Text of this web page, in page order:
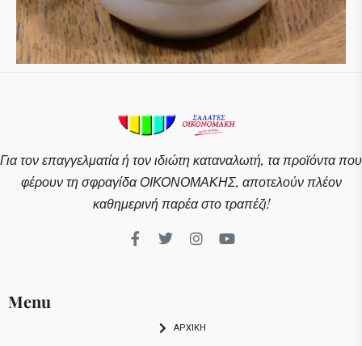
Για τον επαγγελματία ή τον ιδιώτη καταναλωτή, τα προϊόντα που
φέρουν τη σφραγίδα ΟΙΚΟΝΟΜΑΚΗΣ, αποτελούν πλέον
καθημερινή παρέα στο τραπέζι!
Menu
ΑΡΧΙΚΗ